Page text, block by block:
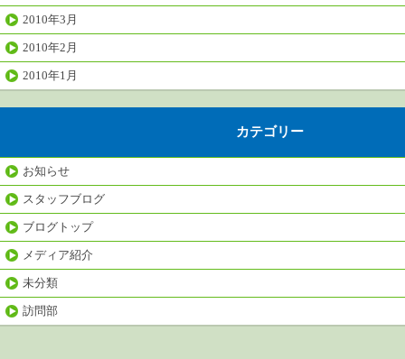
2010年3月
2010年2月
2010年1月
カテゴリー
お知らせ
スタッフブログ
ブログトップ
メディア紹介
未分類
訪問部